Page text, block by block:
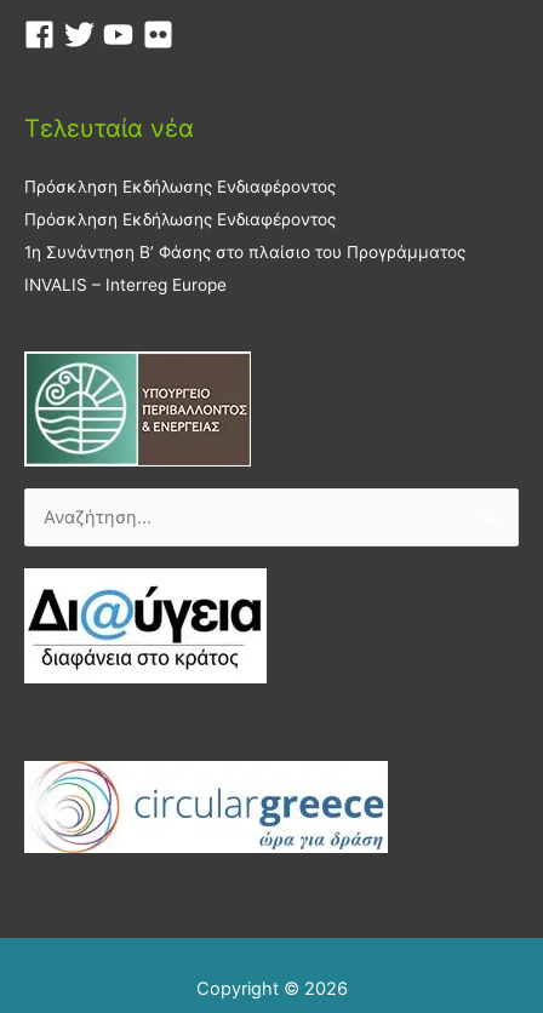
Τελευταία νέα
Πρόσκληση Εκδήλωσης Ενδιαφέροντος
Πρόσκληση Εκδήλωσης Ενδιαφέροντος
1η Συνάντηση Β’ Φάσης στο πλαίσιο του Προγράμματος
INVALIS – Interreg Europe
Αναζήτηση
Copyright © 2026